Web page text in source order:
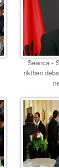
Seanca -
rikthen